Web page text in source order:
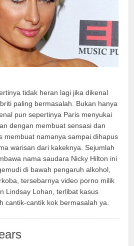
tidak heran lagi jika dikenal
paling bermasalah. Bukan hanya
pun sepertinya Paris menyukai
dengan membuat sensasi dan
membuat namanya sampai dihapus
warisan dari kakeknya. Sejumlah
nama saudara Nicky Hilton ini
di bawah pengaruh alkohol,
tersebarnya video porno milik
Lindsay Lohan, terlibat kasus
cantik-cantik kok bermasalah ya.